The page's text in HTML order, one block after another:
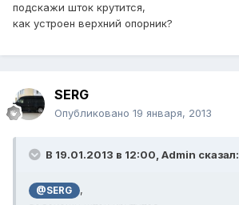
подскажи шток крутится,
как устроен верхний опорник?
SERG
Опубликовано 19 января, 2013
В 19.01.2013 в 12:00, Admin сказал:
@SERG
,